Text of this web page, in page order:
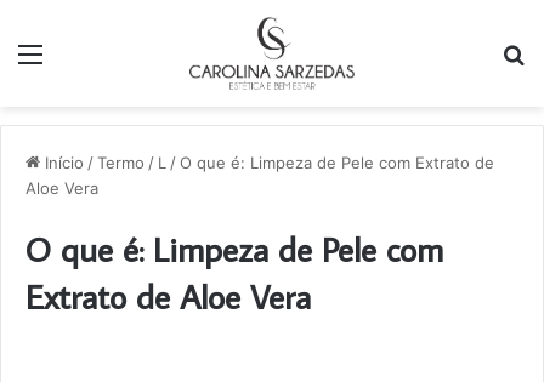
Início /Termo / L /O que é: Limpeza de Pele com Extrato de
Aloe Vera
O que é: Limpeza de Pele com
Extrato de Aloe Vera